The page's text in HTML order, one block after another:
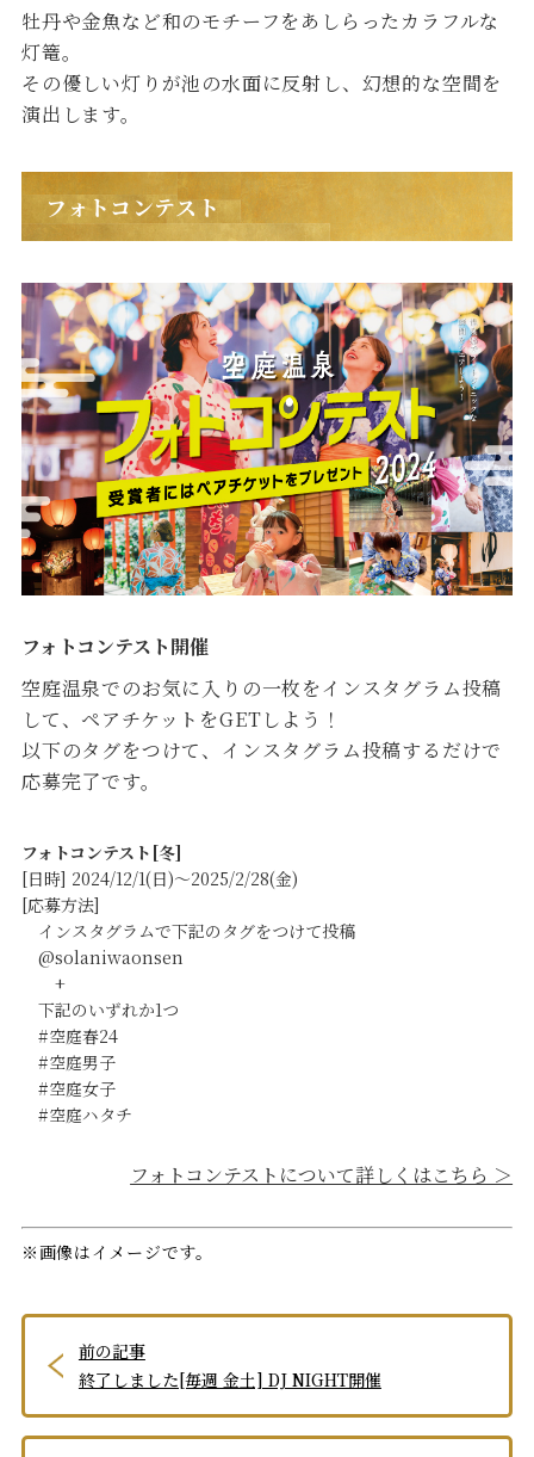
牡丹や金魚など和のモチーフをあしらったカラフルな
灯篭。
その優しい灯りが池の水面に反射し、幻想的な空間を
演出します。
フォトコンテスト
フォトコンテスト開催
空庭温泉でのお気に入りの一枚をインスタグラム投稿
して、ペアチケットをGETしよう！
以下のタグをつけて、インスタグラム投稿するだけで
応募完了です。
フォトコンテスト[冬]
[日時] 2024/12/1(日)～2025/2/28(金)
[応募方法]
インスタグラムで下記のタグをつけて投稿
@solaniwaonsen
+
下記のいずれか1つ
#空庭春24
#空庭男子
#空庭女子
#空庭ハタチ
フォトコンテストについて詳しくはこちら ＞
※画像はイメージです。
前の記事
終了しました[毎週 金土] DJ NIGHT開催